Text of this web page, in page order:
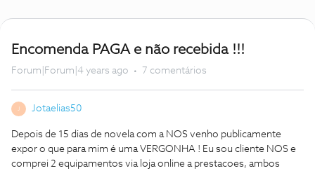
Encomenda PAGA e não recebida !!!
Forum|Forum|4 years ago 7 comentários
Jotaelias50
Depois de 15 dias de novela com a NOS venho publicamente
expor o que para mim é uma VERGONHA ! Eu sou cliente NOS e
comprei 2 equipamentos via loja online a prestacoes, ambos